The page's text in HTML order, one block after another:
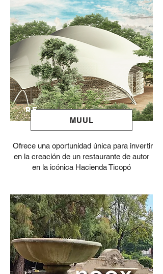
MUUL
RE
Ofrece una oportunidad única para invertir
en la creación de un restaurante de autor
en la icónica Hacienda Ticopó